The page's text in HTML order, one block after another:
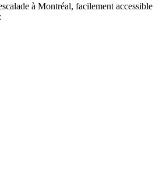
à Montréal, facilement accessible